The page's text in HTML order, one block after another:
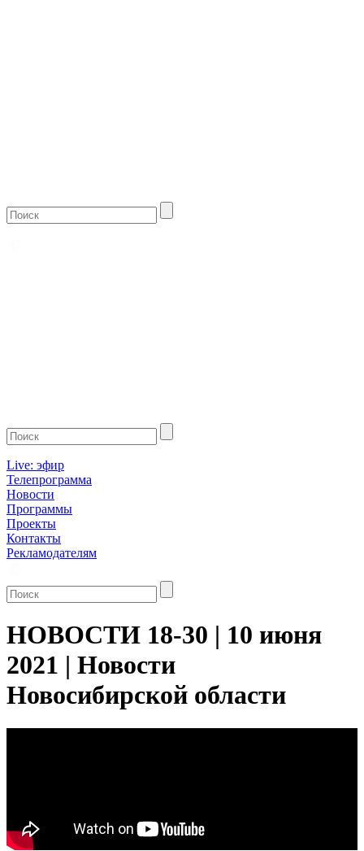
Live: эфир
Телепрограмма
Новости
Программы
Проекты
Контакты
Рекламодателям
НОВОСТИ 18-30 | 10 июня
2021 | Новости
Новосибирской области